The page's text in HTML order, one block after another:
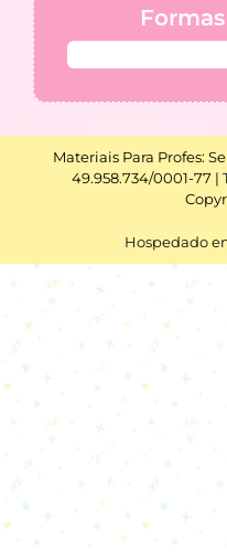
Materiais Para Profes:
49.958.734/0001-77 |
Hospedado